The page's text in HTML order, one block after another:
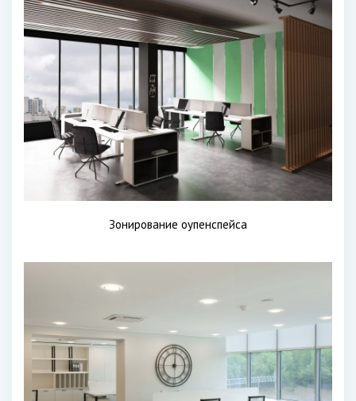
Зонирование оупенспейса